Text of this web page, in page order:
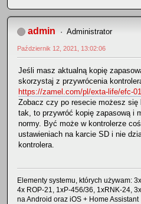
admin Administrator
Październik 12, 2021, 13:02:06
Jeśli masz aktualną kopię
skorzystaj z przywrócenia
https://zamel.com/pl/exta-life/efc-
Zobacz czy po resecie możesz się
tak, to przywróć kopię zapasową i
normy. Być może w kontrolerze
ustawieniach na karcie SD i nie
kontrolera.
Elementy systemu, których używam:
4x ROP-21, 1xP-456/36, 1xRNK-24,
na Android oraz iOS + Home Assistant